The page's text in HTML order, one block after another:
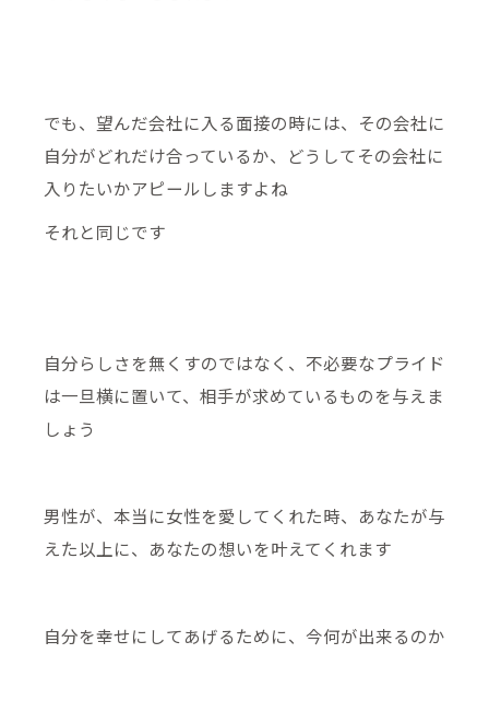
でも、望んだ会社に入る面接の時には、その会社に
自分がどれだけ合っているか、どうしてその会社に
入りたいかアピールしますよね
それと同じです
自分らしさを無くすのではなく、不必要なプライド
は一旦横に置いて、相手が求めているものを与えま
しょう
男性が、本当に女性を愛してくれた時、あなたが与
えた以上に、あなたの想いを叶えてくれます
自分を幸せにしてあげるために、今何が出来るのか